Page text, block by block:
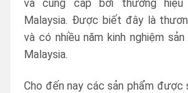
và cung cấp bởi thương
Malaysia. Được biết đây là
và có nhiều năm kinh nghiệm
Malaysia.
Cho đến nay các sản phẩm được